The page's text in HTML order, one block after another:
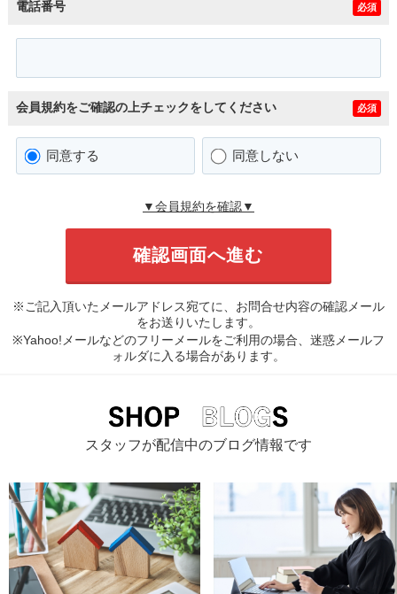
電話番号 必須
会員規約をご確認の上チェックをしてください 必須
同意する 同意しない
▼会員規約を確認▼
※ご記入頂いたメールアドレス宛てに、お問合せ内容の確認メール
をお送りいたします。
※Yahoo!メールなどのフリーメールをご利用の場合、迷惑メールフ
ォルダに入る場合があります。
スタッフが配信中のブログ情報です